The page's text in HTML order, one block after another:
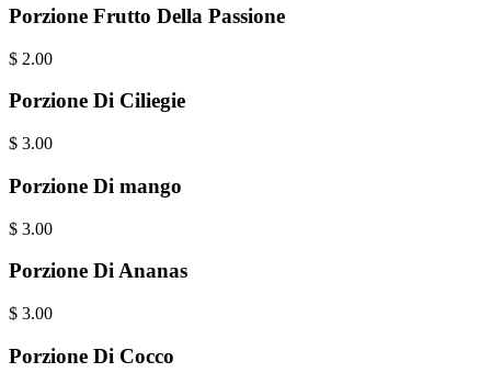
Porzione Frutto Della Passione
$ 2.00
Porzione Di Ciliegie
$ 3.00
Porzione Di mango
$ 3.00
Porzione Di Ananas
$ 3.00
Porzione Di Cocco